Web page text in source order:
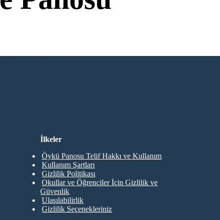
Gerekmiyor!
İlkeler
Öykü Panosu Telif Hakkı ve Kullanım
Kullanım Şartları
Gizlilik Politikası
Okullar ve Öğrenciler İçin Gizlilik ve
Güvenlik
Ulaşılabilirlik
Gizlilik Seçenekleriniz